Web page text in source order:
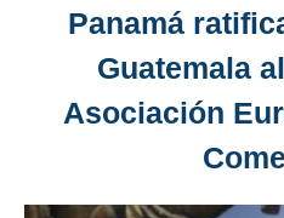
Panamá
Guatemala
Asociación